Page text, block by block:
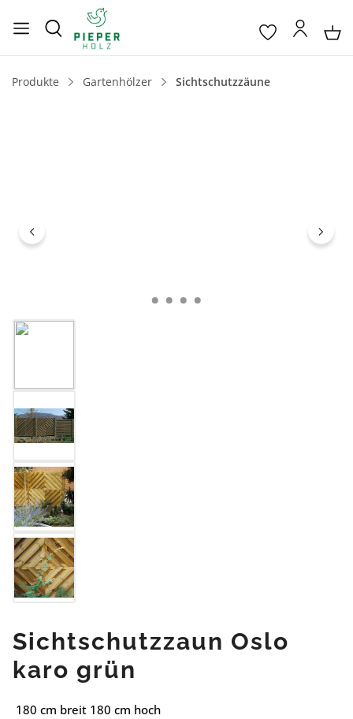
Produkte Gartenhölzer Sichtschutzzäune
Sichtschutzzaun Oslo
karo grün
180 cm breit 180 cm hoch